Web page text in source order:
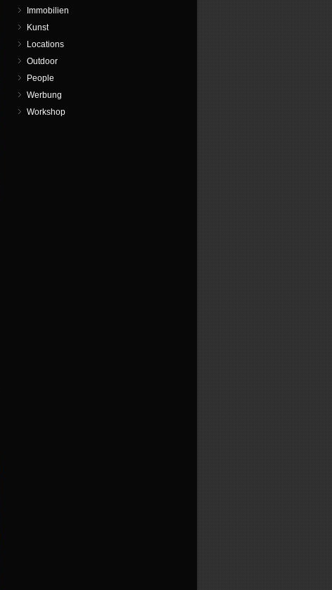
Immobilien
Kunst
Locations
Outdoor
People
Werbung
Workshop